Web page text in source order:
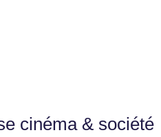
cinéma & société